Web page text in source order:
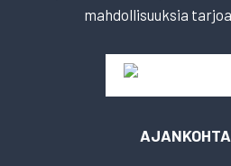
mahdollisuuksia